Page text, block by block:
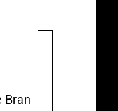
Bran